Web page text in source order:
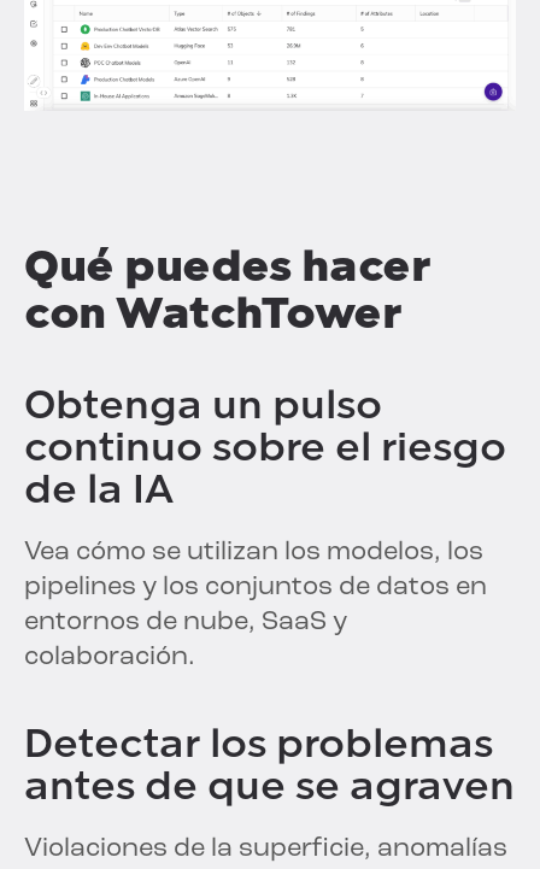
Qué puedes hacer
con WatchTower
Obtenga un pulso
continuo sobre el riesgo
de la IA
Vea cómo se utilizan los modelos, los
pipelines y los conjuntos de datos en
entornos de nube, SaaS y
colaboración.
Detectar los problemas
antes de que se agraven
Violaciones de la superficie, anomalías